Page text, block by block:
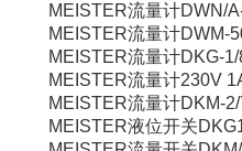
MEISTER流量计DWN/
MEISTER流量计DWM-
MEISTER流量计DKG-
MEISTER流量计230V
MEISTER流量计DKM-
MEISTER液位开关